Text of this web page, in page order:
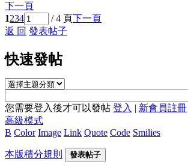
下一頁
1234 / 4 頁下一頁
返 回 發表帖子
快速發帖
您需要登入後才可以發帖 登入 | 新會員註冊
高級模式
B Color Image Link Quote Code Smilies
本版積分規則 發表帖子